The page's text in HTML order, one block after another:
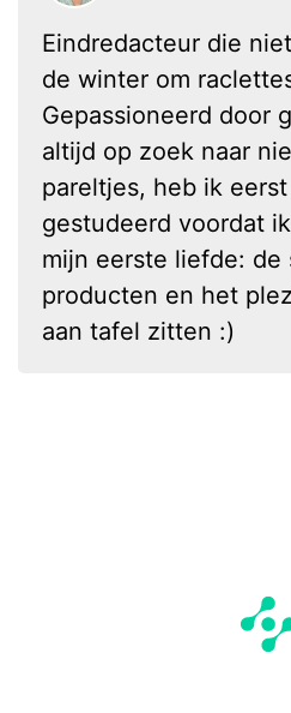
Eindredacteur die
de winter om
Gepassioneerd door
altijd op zoek naar
pareltjes, heb ik
gestudeerd voordat
mijn eerste liefde: de
producten en het
aan tafel zitten :)